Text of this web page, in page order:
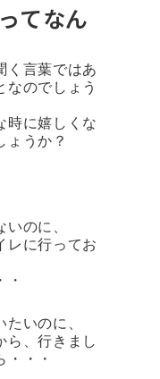
てなん
く言葉ではあ
なのでしょう
時に嬉しくな
ょうか？
のに、
レに行ってお
いのに、
ら、行きまし
・・・